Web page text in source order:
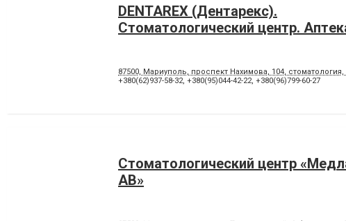
Художня реставрація зубів
Хірургічне лікування зубів
DENTAREX (Дентарекс).
Cтоматологический центр.
87500, Мариуполь, проспект Нахимова, 104,
+380(62)937-58-32, +380(95)044-42-22, +380(96)799-60-27
Стоматологический центр
АВ»